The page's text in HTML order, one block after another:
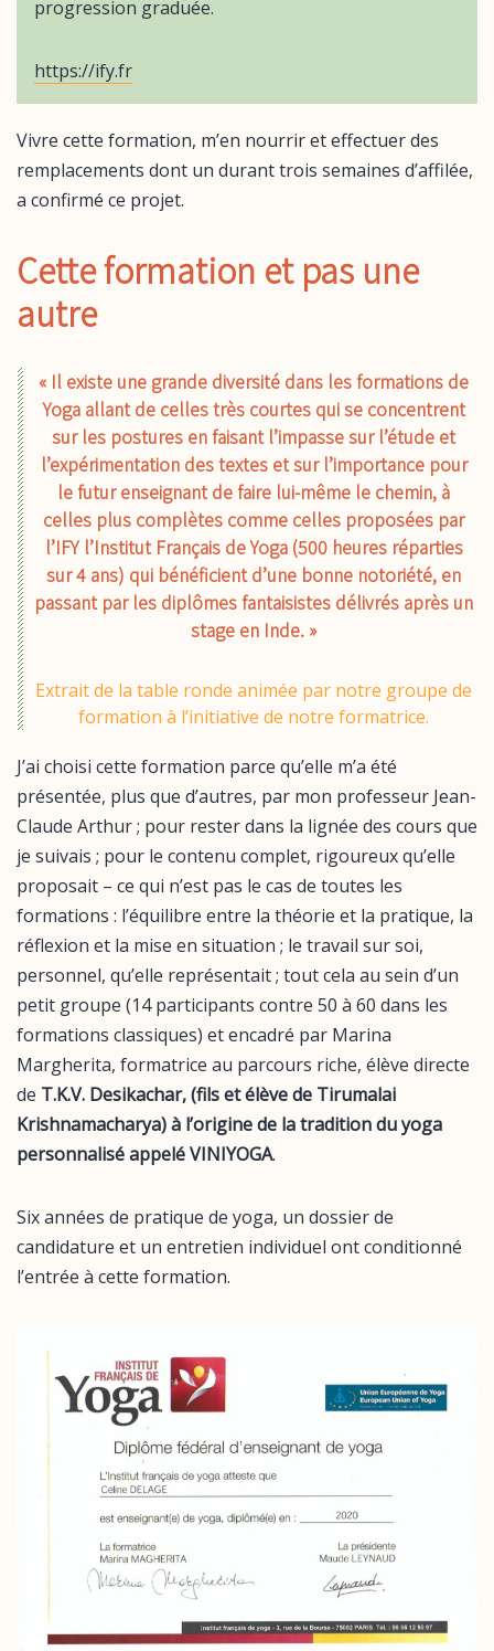
progression graduée.
https://ify.fr
Vivre cette formation, m’en nourrir et effectuer des
remplacements dont un durant trois semaines d’affilée,
a confirmé ce projet.
Cette formation et pas une
autre
« Il existe une grande diversité dans les formations de
Yoga allant de celles très courtes qui se concentrent
sur les postures en faisant l’impasse sur l’étude et
l’expérimentation des textes et sur l’importance pour
le futur enseignant de faire lui-même le chemin, à
celles plus complètes comme celles proposées par
l’IFY l’Institut Français de Yoga (500 heures réparties
sur 4 ans) qui bénéficient d’une bonne notoriété, en
passant par les diplômes fantaisistes délivrés après un
stage en Inde. »
Extrait de la table ronde animée par notre groupe de
formation à l’initiative de notre formatrice.
J’ai choisi cette formation parce qu’elle m’a été
présentée, plus que d’autres, par mon professeur Jean-
Claude Arthur ; pour rester dans la lignée des cours que
je suivais ; pour le contenu complet, rigoureux qu’elle
proposait – ce qui n’est pas le cas de toutes les
formations : l’équilibre entre la théorie et la pratique, la
réflexion et la mise en situation ; le travail sur soi,
personnel, qu’elle représentait ; tout cela au sein d’un
petit groupe (14 participants contre 50 à 60 dans les
formations classiques) et encadré par Marina
Margherita, formatrice au parcours riche, élève directe
de T.K.V. Desikachar, (fils et élève de Tirumalai
Krishnamacharya) à l’origine de la tradition du yoga
personnalisé appelé VINIYOGA.
Six années de pratique de yoga, un dossier de
candidature et un entretien individuel ont conditionné
l’entrée à cette formation.